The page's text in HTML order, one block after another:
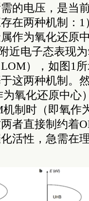
的电压，是当
在两种机制：
作为氧化还原
近电子态表现
），如图1
这两种机制。
氧化还原中心
制时（即氧作
者直接制约着
活性，急需在